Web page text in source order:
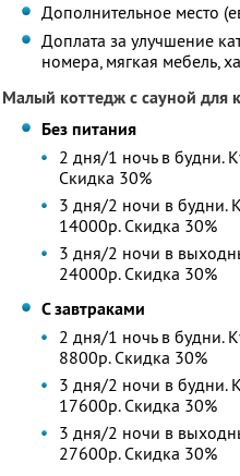
Дополнительное место
Доплата за улучшение
номера, мягкая мебель,
Малый коттедж с сауной для
Без питания
2 дня/1 ночь в будни.
Скидка 30%
3 дня/2 ночи в будни.
14000р. Скидка 30%
3 дня/2 ночи в
24000р. Скидка 30%
С завтраками
2 дня/1 ночь в будни.
8800р. Скидка 30%
3 дня/2 ночи в будни.
17600р. Скидка 30%
3 дня/2 ночи в
27600р. Скидка 30%